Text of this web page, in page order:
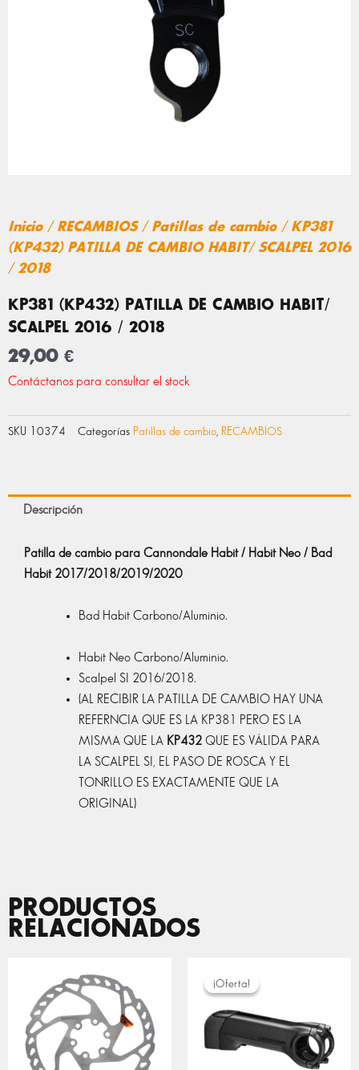
Inicio/ RECAMBIOS/ Patillas de cambio/ KP381
(KP432) PATILLA DE CAMBIO HABIT/ SCALPEL 2016
/ 2018
KP381 (KP432) PATILLA DE CAMBIO HABIT/
SCALPEL 2016 / 2018
29,00 €
Contáctanos para consultar el stock
SKU 10374 Categorías Patillas de cambio RECAMBIOS
Descripción
Patilla de cambio para Cannondale Habit / Habit Neo / Bad
Habit 2017/2018/2019/2020
Bad Habit Carbono/Aluminio.
Habit Neo Carbono/Aluminio.
Scalpel SI 2016/2018.
(AL RECIBIR LA PATILLA DE CAMBIO HAY UNA
REFERNCIA QUE ES LA KP381 PERO ES LA
MISMA QUE LA KP432 QUE ES VÁLIDA PARA
LA SCALPEL SI, EL PASO DE ROSCA Y EL
TONRILLO ES EXACTAMENTE QUE LA
ORIGINAL)
PRODUCTOS
RELACIONADOS
¡Oferta!
¡Oferta!
99,00 €
HASTA
150,00 €